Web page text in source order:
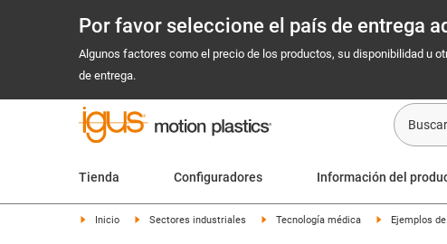
Por favor seleccione el país de entrega
Algunos factores como el precio de los productos, su disponibilidad u
de entrega.
Tienda Configuradores Información del
Inicio Sectores industriales Tecnología médica Ejemplos